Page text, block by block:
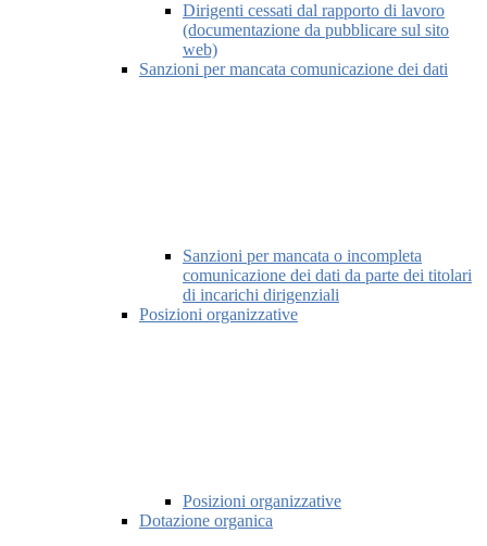
Dirigenti cessati dal rapporto di lavoro
(documentazione da pubblicare sul sito
web)
Sanzioni per mancata comunicazione dei dati
Sanzioni per mancata o incompleta
comunicazione dei dati da parte dei titolari
di incarichi dirigenziali
Posizioni organizzative
Posizioni organizzative
Dotazione organica